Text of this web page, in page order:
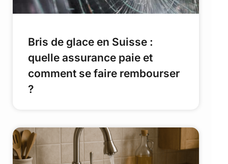
Bris de glace en Suisse :
quelle assurance paie et
comment se faire rembourser
?